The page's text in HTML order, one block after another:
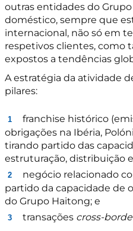
outras entidades do
doméstico, sempre que
internacional, não só em
respetivos clientes, como
expostos a tendências
A estratégia da atividade
pilares:
franchise histórico
obrigações na Ibéria,
tirando partido das
estruturação, distribuição
negócio relacionado
partido da capacidade de
do Grupo Haitong; e
transações cross-